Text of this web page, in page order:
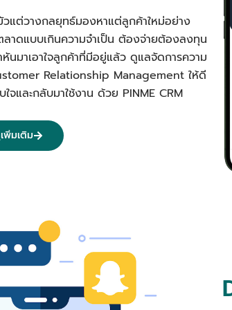
แต่วางกลยุทธ์มองหาแต่ลูกค้าใหม่อย่าง
ลาดแบบเกินความจำเป็น ต้องจ่ายต้องลงทุน
นมาเอาใจลูกค้าที่มีอยู่แล้ว ดูแลจัดการความ
Relationship Management ให้ดี
จและกลับมาใช้งาน ด้วย PINME CRM
พิ่มเติม